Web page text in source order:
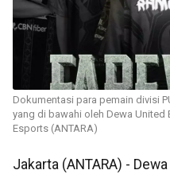
Dokumentasi para pemain divisi
yang di bawahi oleh Dewa United
Esports (ANTARA)
Jakarta (ANTARA) -